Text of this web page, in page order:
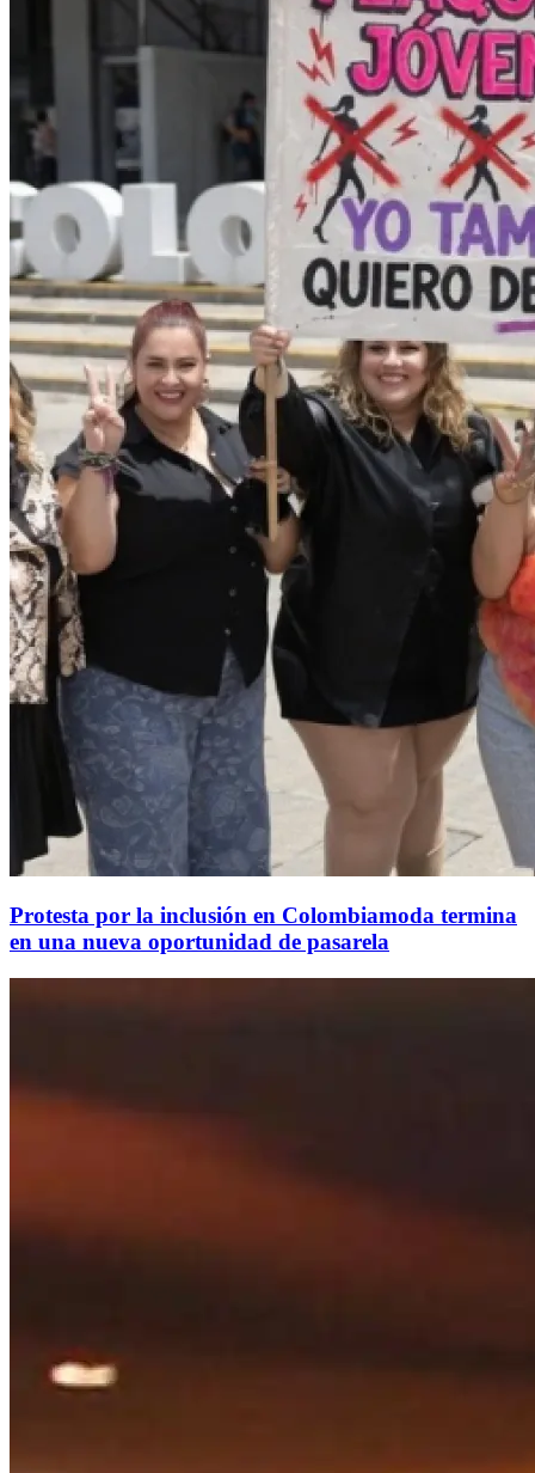
Protesta por la inclusión en Colombiamoda termina
en una nueva oportunidad de pasarela